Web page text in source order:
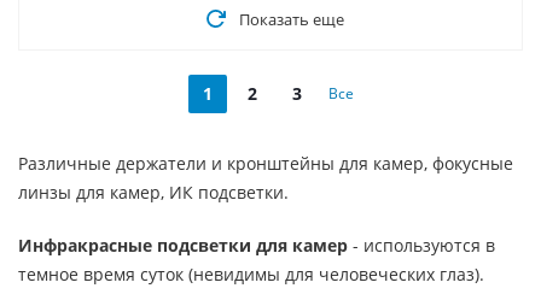
Показать еще
1 2 3 Все
Различные держатели и кронштейны для камер, фокусные
линзы для камер, ИК подсветки.
Инфракрасные подсветки для камер - используются в
темное время суток (невидимы для человеческих глаз).